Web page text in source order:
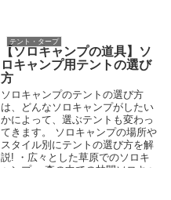
テント・タープ
【ソロキャンプの道具】ソ
ロキャンプ用テントの選び
方
ソロキャンプのテントの選び方
は、どんなソロキャンプがしたい
かによって、選ぶテントも変わっ
てきます。 ソロキャンプの場所や
スタイル別にテントの選び方を解
説! ・広々とした草原でのソロキ
ャンプ ・森の中での林間ソロキャ